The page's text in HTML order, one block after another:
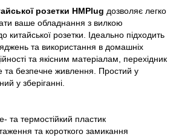
розетки HMPlug дозволяє легко
ваше обладнання з вилкою
китайської розетки. Ідеально підходить
та використання в домашніх
та якісним матеріалам, перехідник
та безпечне живлення. Простий у
у зберіганні.
та термостійкий пластик
та короткого замикання